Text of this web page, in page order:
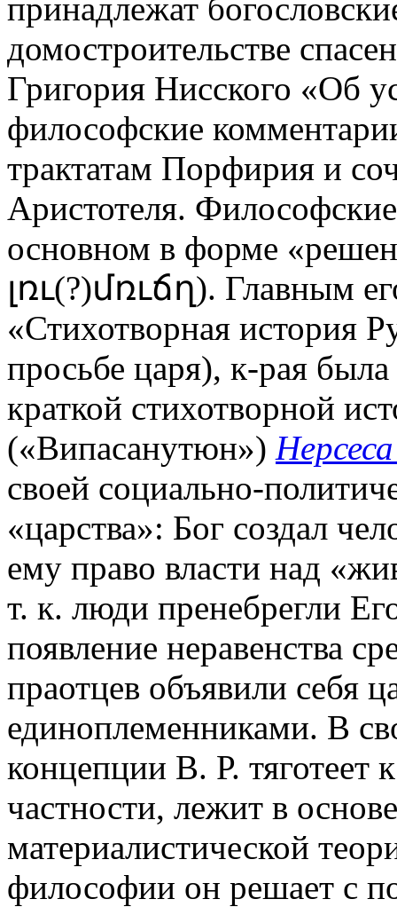
принадлежат
домостроительстве
Григория Нисского «Об
философские
трактатам Порфирия и
Аристотеля.
основном в форме
լռւ(?)մռւճղ). Главным
«Стихотворная история
просьбе царя), к-рая
краткой стихотворной
(«Випасанутюн»)
своей социально-
«царства»: Бог создал
ему право власти над
т. к. люди пренебрегли
появление неравенства
праотцев объявили себя
единоплеменниками. В
концепции В. Р. тяготеет
частности, лежит в
материалистической
философии он решает с